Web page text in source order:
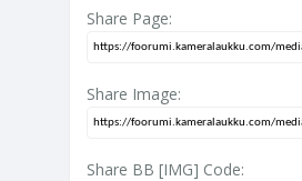
Share Page:
Share Image:
Share BB [IMG] Code: